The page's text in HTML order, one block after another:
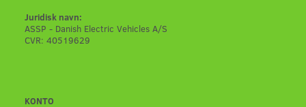
Juridisk navn:
ASSP - Danish Electric Vehicles A/S
CVR: 40519629
KONTO